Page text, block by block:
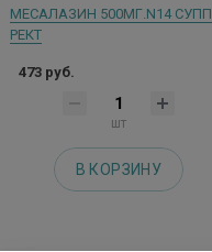
МЕСАЛАЗИН 500МГ.N14 СУПП
РЕКТ
473 руб.
шт
В КОРЗИНУ